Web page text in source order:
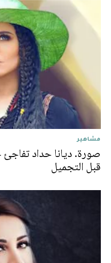
مشاهير
صورة. ديانا حداد تفاجئ
قبل التجميل